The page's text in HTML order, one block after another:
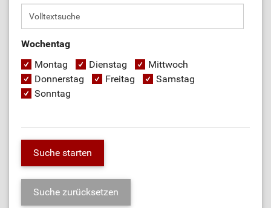
Wochentag
Montag
Dienstag
Mittwoch
Donnerstag
Freitag
Samstag
Sonntag